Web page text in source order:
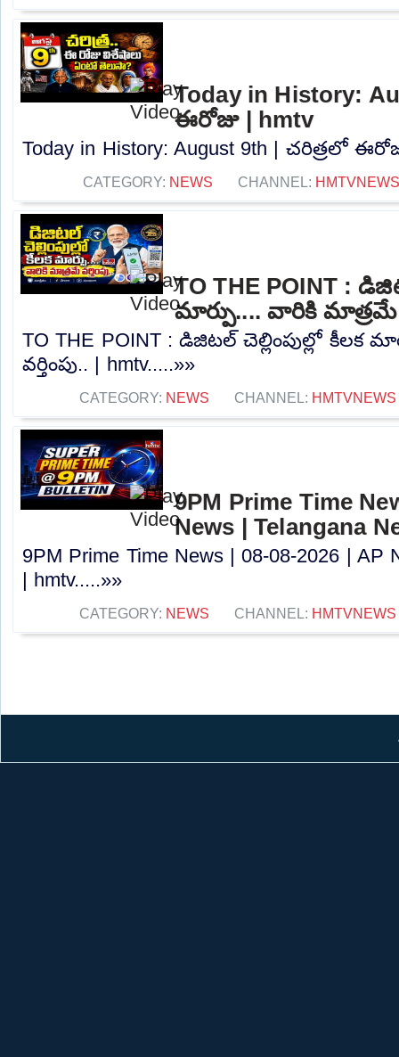
Today in History:
ఈరోజు | hmtv
Today in History: August 9th | చరిత్రలో
CATEGORY: NEWS CHANNEL: HMTVNEWS
TO THE POINT :
మార్పు.... వారికి మాత్రమే
TO THE POINT : డిజిటల్ చెల్లింపుల్లో కీలక
వర్తింపు.. | hmtv.....»»
CATEGORY: NEWS CHANNEL: HMTVNEWS
9PM Prime Time
News | Telangana
9PM Prime Time News | 08-08-2026 | AP
| hmtv.....»»
CATEGORY: NEWS CHANNEL: HMTVNEWS